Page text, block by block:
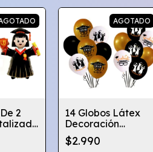
2
Niño Y
AGOTADO
14 Globos Látex
Decoración
Graduación
Cotillon Globifiesta
$2.990